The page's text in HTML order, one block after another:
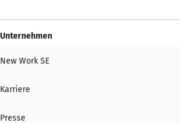
Unternehmen
New Work SE
Karriere
Presse